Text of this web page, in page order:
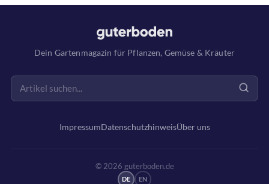
Dein Gartenmagazin für Pflanzen, Gemüse & Kräuter
ImpressumDatenschutzhinweisÜber uns
© 2026 guterboden.de
DE EN